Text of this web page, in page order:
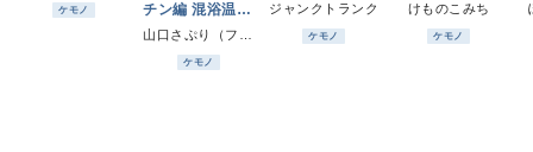
ケモノ
チン編 混浴温泉
珍道中!!
山口さぷり（ファミレス生活)
ケモノ
ジャンクトランク
ケモノ
けものこみち
ケモノ